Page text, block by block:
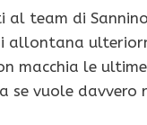
team di
allontana
macchia le
se vuole